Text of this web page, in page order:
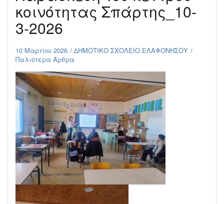
κοινότητας Σπάρτης_10-
3-2026
10 Μαρτίου 2026
ΔΗΜΟΤΙΚΟ ΣΧΟΛΕΙΟ ΕΛΑΦΟΝΗΣΟΥ
Παλιότερα Άρθρα